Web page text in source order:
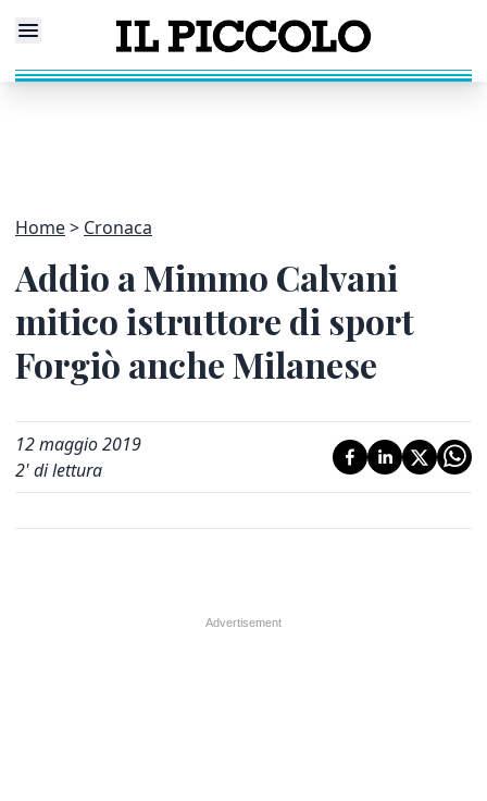
Home Cronaca
Addio a Mimmo Calvani
mitico istruttore di sport
Forgiò anche Milanese
12 maggio 2019
2' di lettura